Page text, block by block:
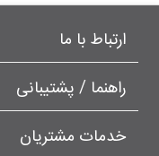
ارتباط با ما
راهنما / پشتیبانی
خدمات مشتریان